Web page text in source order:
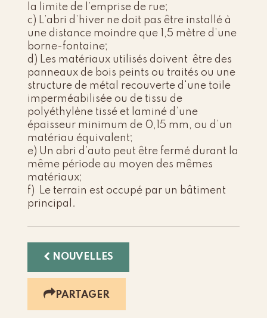
la limite de l’emprise de rue;
c) L’abri d’hiver ne doit pas être installé à
une distance moindre que 1,5 mètre d’une
borne-fontaine;
d) Les matériaux utilisés doivent être des
panneaux de bois peints ou traités ou une
structure de métal recouverte d'une toile
imperméabilisée ou de tissu de
polyéthylène tissé et laminé d’une
épaisseur minimum de 0,15 mm, ou d’un
matériau équivalent;
e) Un abri d’auto peut être fermé durant la
même période au moyen des mêmes
matériaux;
f) Le terrain est occupé par un bâtiment
principal.
NOUVELLES
PARTAGER